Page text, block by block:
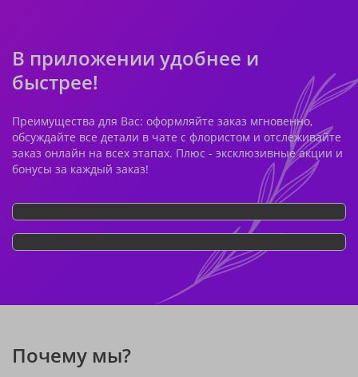
В приложении удобнее и
быстрее!
Преимущества для Вас: оформляйте заказ мгновенно,
обсуждайте все детали в чате с флористом и отслеживайте
заказ онлайн на всех этапах. Плюс - эксклюзивные акции и
бонусы за каждый заказ!
Почему мы?